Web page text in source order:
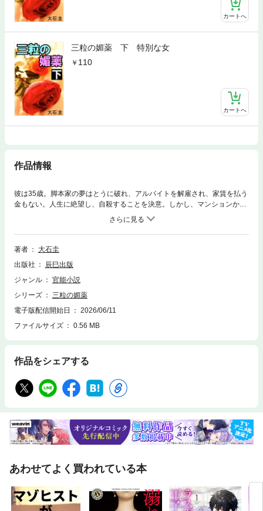
カートへ
三粒の媚薬 下 特別な女
110
カートへ
作品情報
彼は35歳。脚本家の夢はとうに破れ、アルバイトを解雇され、家賃を払う
金もない。人生に絶望し、自殺することを決意。しかし、マンションから
飛び降りようとしたその時、見知らぬ老人に止められる。そして、３粒の
媚薬をくれた。「死にたければ、死ぬがいい。だが、その前にこれを使っ
てみろ」この薬を飲めば、どんな女でも彼に抱かれたくなるという。信じ
られなかったが、死ぬ前に騙されてみるのも悪くないと試す相手を思案す
前後。背が高くてとても痩せており、長い髪を金髪に染めている。夕刻に
なると派手に着飾って出かけて行く女だった。彼と廊下ですれ違っても挨
媚薬を使ってみると、「抱いて……何も言わずに抱いて……」と迫ってき
て……。
著者
大石圭
出版社
辰巳出版
ジャンル
官能小説
シリーズ
三粒の媚薬
電子版配信開始日
2026/06/11
ファイルサイズ
0.56 MB
作品をシェアする
あわせてよく買われている本